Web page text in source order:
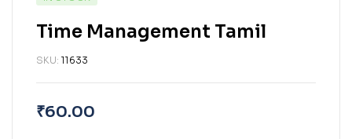
Time Management Tamil
SKU: 11633
₹60.00